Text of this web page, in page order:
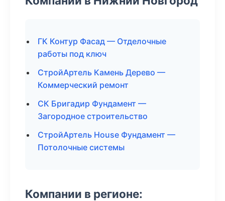
ГК Контур Фасад — Отделочные
работы под ключ
СтройАртель Камень Дерево —
Коммерческий ремонт
СК Бригадир Фундамент —
Загородное строительство
СтройАртель House Фундамент —
Потолочные системы
Компании в регионе: